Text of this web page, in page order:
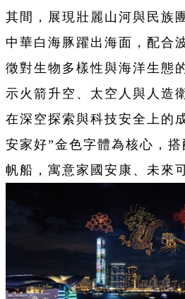
其間，展現壯麗山河與民族
中華白海豚躍出海面，配合
徵對生物多樣性與海洋生態
示火箭升空、太空人與人造
在深空探索與科技安全上的
安家好”金色字體為核心，
帆船，寓意家國安康、未來